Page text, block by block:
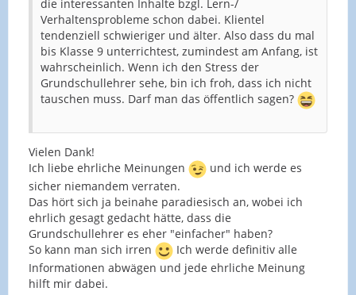
die interessanten Inhalte bzgl. Lern-/
Verhaltensprobleme schon dabei. Klientel
tendenziell schwieriger und älter. Also dass du mal
bis Klasse 9 unterrichtest, zumindest am Anfang, ist
wahrscheinlich. Wenn ich den Stress der
Grundschullehrer sehe, bin ich froh, dass ich nicht
tauschen muss. Darf man das öffentlich sagen?
Vielen Dank!
Ich liebe ehrliche Meinungen
und ich werde es
sicher niemandem verraten.
Das hört sich ja beinahe paradiesisch an, wobei ich
ehrlich gesagt gedacht hätte, dass die
Grundschullehrer es eher "einfacher" haben?
So kann man sich irren
Ich werde definitiv alle
Informationen abwägen und jede ehrliche Meinung
hilft mir dabei.